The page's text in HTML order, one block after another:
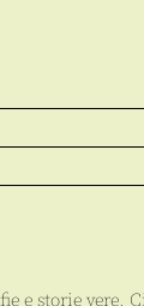
e storie vere,